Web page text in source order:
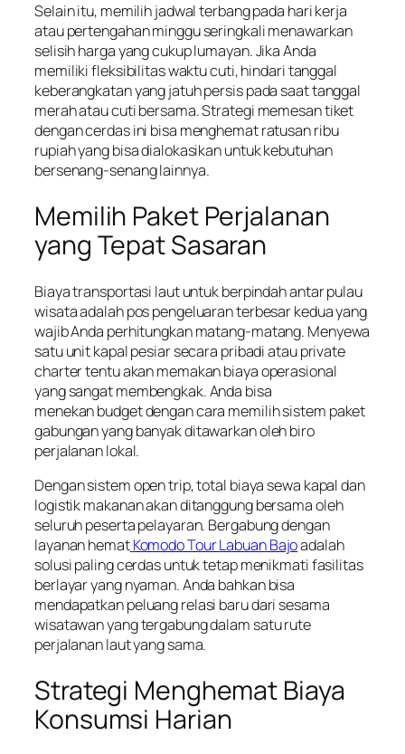
Selain itu, memilih jadwal terbang pada hari kerja
atau pertengahan minggu seringkali menawarkan
selisih harga yang cukup lumayan. Jika Anda
memiliki fleksibilitas waktu cuti, hindari tanggal
keberangkatan yang jatuh persis pada saat tanggal
merah atau cuti bersama. Strategi memesan tiket
dengan cerdas ini bisa menghemat ratusan ribu
rupiah yang bisa dialokasikan untuk kebutuhan
bersenang-senang lainnya.
Memilih Paket Perjalanan
yang Tepat Sasaran
Biaya transportasi laut untuk berpindah antar pulau
wisata adalah pos pengeluaran terbesar kedua yang
wajib Anda perhitungkan matang-matang. Menyewa
satu unit kapal pesiar secara pribadi atau private
charter tentu akan memakan biaya operasional
yang sangat membengkak. Anda bisa
menekan budget dengan cara memilih sistem paket
gabungan yang banyak ditawarkan oleh biro
perjalanan lokal.
Dengan sistem open trip, total biaya sewa kapal dan
logistik makanan akan ditanggung bersama oleh
seluruh peserta pelayaran. Bergabung dengan
layanan hematKomodo Tour Labuan Bajoadalah
solusi paling cerdas untuk tetap menikmati fasilitas
berlayar yang nyaman. Anda bahkan bisa
mendapatkan peluang relasi baru dari sesama
wisatawan yang tergabung dalam satu rute
perjalanan laut yang sama.
Strategi Menghemat Biaya
Konsumsi Harian